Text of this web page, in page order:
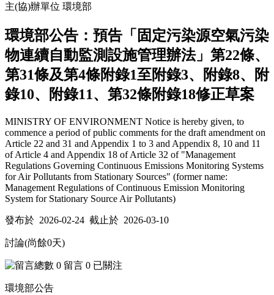
主(協)辦單位 環境部
環境部公告：預告「固定污染源空氣污染
物連續自動監測設施管理辦法」第22條、
第31條及第4條附錄1至附錄3、附錄8、附
錄10、附錄11、第32條附錄18修正草案
MINISTRY OF ENVIRONMENT Notice is hereby given, to
commence a period of public comments for the draft amendment on
Article 22 and 31 and Appendix 1 to 3 and Appendix 8, 10 and 11
of Article 4 and Appendix 18 of Article 32 of "Management
Regulations Governing Continuous Emissions Monitoring Systems
for Air Pollutants from Stationary Sources" (former name:
Management Regulations of Continuous Emission Monitoring
System for Stationary Source Air Pollutants)
發布於 2026-02-24 截止於 2026-03-10
討論(尚餘0天)
0 留言 0 已關注
環境部公告